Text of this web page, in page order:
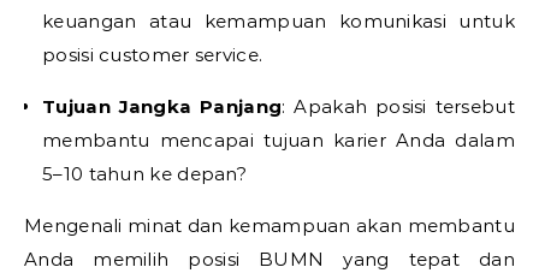
keuangan atau kemampuan komunikasi untuk
posisi customer service.
Tujuan Jangka Panjang: Apakah posisi tersebut
membantu mencapai tujuan karier Anda dalam
5–10 tahun ke depan?
Mengenali minat dan kemampuan akan membantu
Anda memilih posisi BUMN yang tepat dan